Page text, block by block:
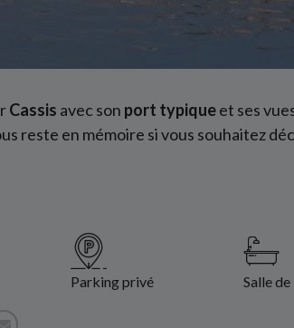
Cassis avec son port typiqueet ses
reste en mémoire si vous souhaitez
Parking privé Salle